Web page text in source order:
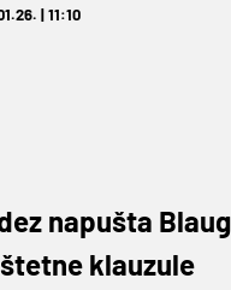
| 11:10
napušta
klauzule